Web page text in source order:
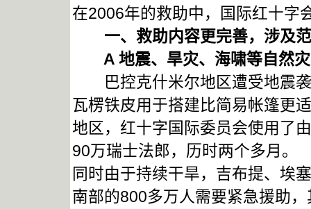
在2006年的救助中，国际红十字
一、救助内容更完善，涉及
A 地震、旱灾、海啸等自然
巴控克什米尔地区遭受地震袭
瓦楞铁皮用于搭建比简易帐篷更
地区，红十字国际委员会使用了
90万瑞士法郎，历时两个多月。
同时由于持续干旱，吉布提、埃
南部的800多万人需要紧急援助